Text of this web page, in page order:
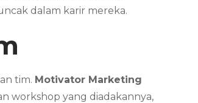
dalam karir mereka.
tim. Motivator Marketing
workshop yang diadakannya,